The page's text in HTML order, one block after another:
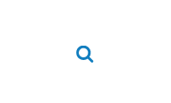
Zoeken